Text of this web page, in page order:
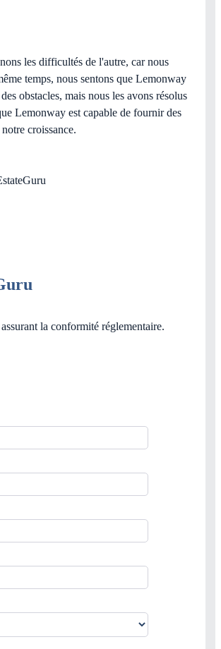
les difficultés de l'autre, car nous
temps, nous sentons que Lemonway
obstacles, mais nous les avons résolus
Lemonway est capable de fournir des
croissance.
la conformité réglementaire.